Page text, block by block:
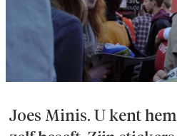
Joes Minis. U kent